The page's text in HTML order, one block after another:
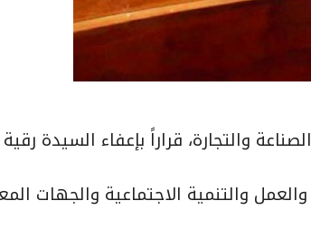
والتجارة، قراراً بإعفاء السيدة
والتنمية الاجتماعية والجهات